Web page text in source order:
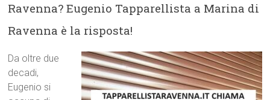
Ravenna? Eugenio Tapparellista a Marina di
Ravenna è la risposta!
Da oltre due
decadi,
Eugenio si